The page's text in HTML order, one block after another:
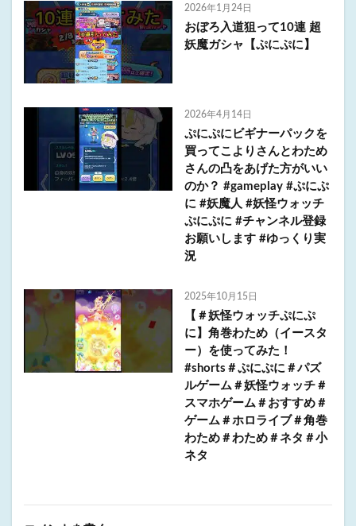
2026年1月24日
おぼろ入道狙って10連 超
妖魔ガシャ【ぷにぷに】
2026年4月14日
ぷにぷにビギナーパックを
買ってこよりさんとわため
さんの凸をあげた方がいい
のか？ #gameplay #ぷにぷ
に #妖魔人 #妖怪ウォッチ
ぷにぷに #チャンネル登録
お願いします #ゆっくり実
況
2025年10月15日
【＃妖怪ウォッチぷにぷ
に】角巻わため（イースタ
ー）を使ってみた！
#shorts＃ぷにぷに＃パズ
ルゲーム＃妖怪ウォッチ＃
スマホゲーム＃おすすめ＃
ゲーム＃ホロライブ＃角巻
わため＃わため＃ネタ＃小
ネタ